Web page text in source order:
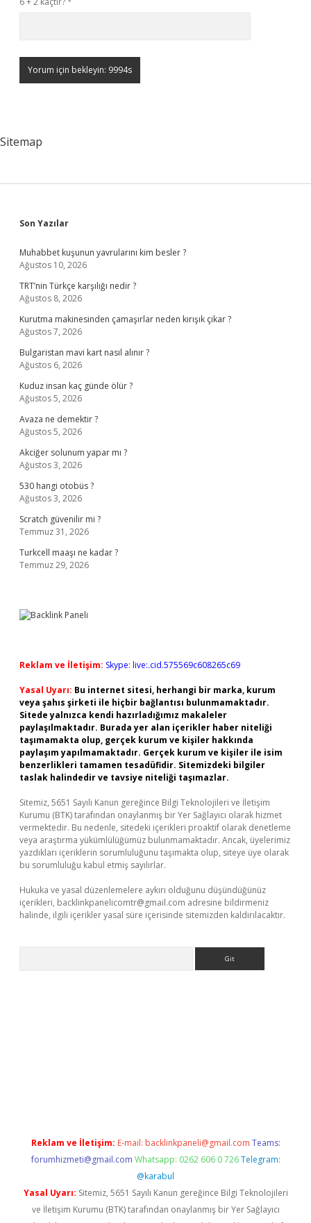
Sitemap
Sidebar
Son Yazılar
Muhabbet kuşunun yavrularını kim besler ?
Ağustos 10, 2026
TRT’nin Türkçe karşılığı nedir ?
Ağustos 8, 2026
Kurutma makinesinden çamaşırlar neden kırışık çıkar ?
Ağustos 7, 2026
Bulgaristan mavi kart nasıl alınır ?
Ağustos 6, 2026
Kuduz insan kaç günde ölür ?
Ağustos 5, 2026
Avaza ne demektir ?
Ağustos 5, 2026
Akciğer solunum yapar mı ?
Ağustos 3, 2026
530 hangi otobüs ?
Ağustos 3, 2026
Scratch güvenilir mi ?
Temmuz 31, 2026
Turkcell maaşı ne kadar ?
Temmuz 29, 2026
Reklam ve İletişim: Skype: live:.cid.575569c608265c69
Yasal Uyarı: Bu internet sitesi, herhangi bir marka, kurum
veya şahıs şirketi ile hiçbir bağlantısı bulunmamaktadır.
Sitede yalnızca kendi hazırladığımız makaleler
paylaşılmaktadır. Burada yer alan içerikler haber niteliği
taşımamakta olup, gerçek kurum ve kişiler hakkında
paylaşım yapılmamaktadır. Gerçek kurum ve kişiler ile isim
benzerlikleri tamamen tesadüfidir. Sitemizdeki bilgiler
taslak halindedir ve tavsiye niteliği taşımazlar.
Sitemiz, 5651 Sayılı Kanun gereğince Bilgi Teknolojileri ve İletişim
Kurumu (BTK) tarafından onaylanmış bir Yer Sağlayıcı olarak hizmet
vermektedir. Bu nedenle, sitedeki içerikleri proaktif olarak denetleme
veya araştırma yükümlülüğümüz bulunmamaktadır. Ancak, üyelerimiz
yazdıkları içeriklerin sorumluluğunu taşımakta olup, siteye üye olarak
bu sorumluluğu kabul etmiş sayılırlar.
Hukuka ve yasal düzenlemelere aykırı olduğunu düşündüğünüz
içerikleri, backlinkpanelicomtr@gmail.com adresine bildirmeniz
halinde, ilgili içerikler yasal süre içerisinde sitemizden kaldırılacaktır.
Reklam ve İletişim: E-mail: backlinkpaneli@gmail.com Teams:
forumhizmeti@gmail.com Whatsapp: 0262 606 0 726 Telegram:
@karabul
Yasal Uyarı: Sitemiz, 5651 Sayılı Kanun gereğince Bilgi Teknolojileri
ve İletişim Kurumu (BTK) tarafından onaylanmış bir Yer Sağlayıcı